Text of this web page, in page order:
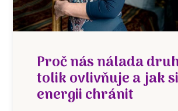
Proč nás nálada
tolik ovlivňuje a jak
energii chránit